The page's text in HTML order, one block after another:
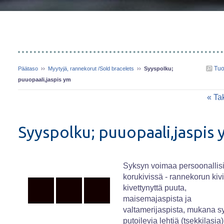
Päätaso ›› Myytyjä, rannekorut /Sold bracelets ›› Syyspolku;
puuopaali,jaspis ym
«
Syyspolku; puuopaali,jaspis
Syksyn voimaa
korukivissä - rannekorun
kivettynyttä puuta,
maisemajaspista ja
valtamerijaspista, mukana
putoilevia lehtiä